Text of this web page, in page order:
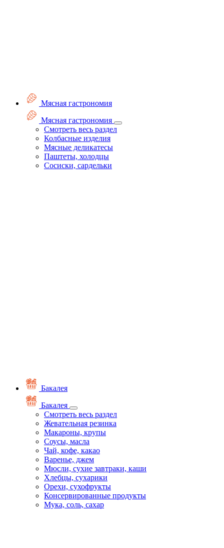
Мясная гастрономия
Мясная гастрономия
Смотреть весь раздел
Колбасные изделия
Мясные деликатесы
Паштеты, холодцы
Сосиски, сардельки
Бакалея
Бакалея
Смотреть весь раздел
Жевательная резинка
Макароны, крупы
Соусы, масла
Чай, кофе, какао
Варенье, джем
Мюсли, сухие завтраки, каши
Хлебцы, сухарики
Орехи, сухофрукты
Консервированные продукты
Мука, соль, сахар